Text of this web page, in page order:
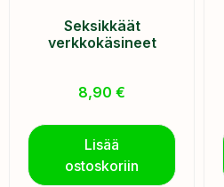
Seksikkäät
verkkokäsineet
8,90 €
Lisää
ostoskoriin